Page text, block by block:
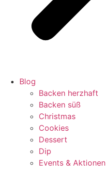
Blog
Backen herzhaft
Backen süß
Christmas
Cookies
Dessert
Dip
Events & Aktionen